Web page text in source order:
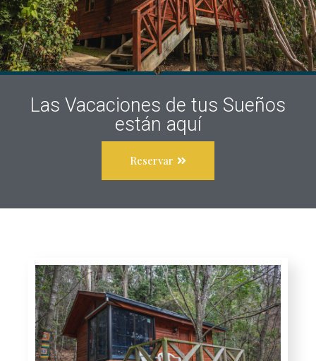
Las Vacaciones de tus Sueños
están aquí
Reservar